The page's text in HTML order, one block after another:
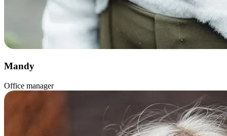
Mandy
Office manager